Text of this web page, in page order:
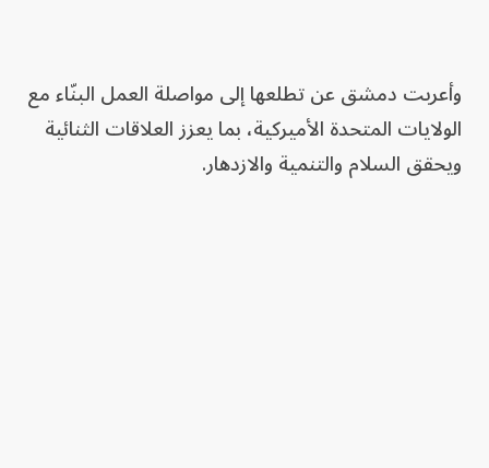
وأعربت دمشق عن تطلعها إلى مواصلة العمل البنّاء مع
الولايات المتحدة الأميركية، بما يعزز العلاقات الثنائية
ويحقق السلام والتنمية والازدهار.